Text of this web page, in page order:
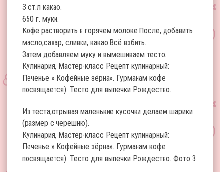
3 ст.л какао.
650 г. муки.
Кофе растворить в горячем молоке.После, добавить
масло,сахар, сливки, какао.Всё взбить.
Затем добавляем муку и вымешиваем тесто.
Кулинария, Мастер-класс Рецепт кулинарный:
Печенье » Кофейные зёрна». Гурманам кофе
посвящается). Тесто для выпечки Рождество.
Из теста,отрывая маленькие кусочки делаем шарики
(размер с черешню).
Кулинария, Мастер-класс Рецепт кулинарный:
Печенье » Кофейные зёрна». Гурманам кофе
посвящается). Тесто для выпечки Рождество. Фото 3